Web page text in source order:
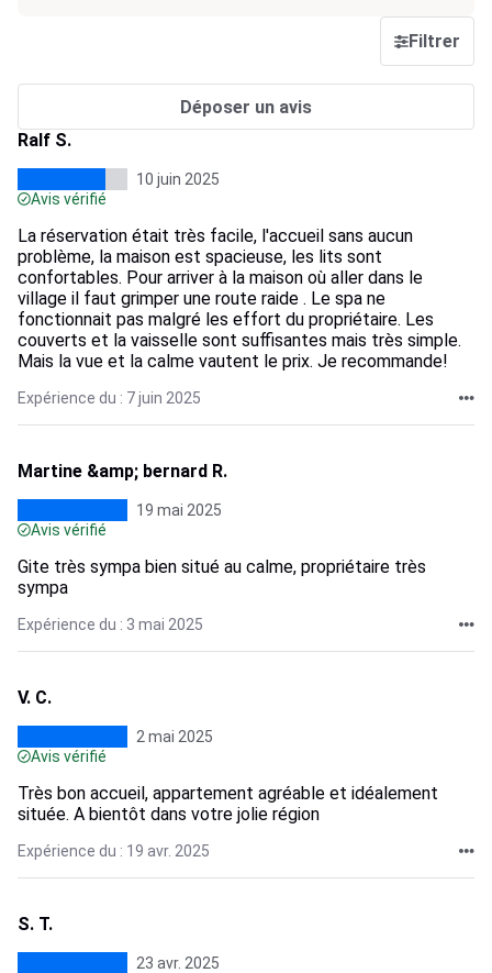
Filtrer
Déposer un avis
Ralf S.
10 juin 2025
Avis vérifié
La réservation était très facile, l'accueil sans aucun
problème, la maison est spacieuse, les lits sont
confortables. Pour arriver à la maison où aller dans le
village il faut grimper une route raide . Le spa ne
fonctionnait pas malgré les effort du propriétaire. Les
couverts et la vaisselle sont suffisantes mais très simple.
Mais la vue et la calme vautent le prix. Je recommande!
Expérience du : 7 juin 2025
Martine &amp; bernard R.
19 mai 2025
Avis vérifié
Gite très sympa bien situé au calme, propriétaire très
sympa
Expérience du : 3 mai 2025
V. C.
2 mai 2025
Avis vérifié
Très bon accueil, appartement agréable et idéalement
située. A bientôt dans votre jolie région
Expérience du : 19 avr. 2025
S. T.
23 avr. 2025